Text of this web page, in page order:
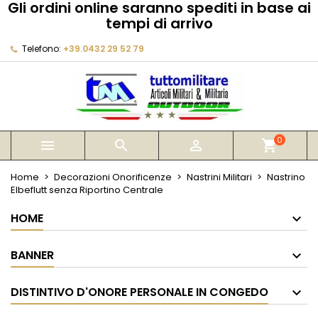
Gli ordini online saranno spediti in base ai
tempi di arrivo
Telefono: +39.0432 29 52 79
   shopping_cart0
Home Decorazioni Onorificenze Nastrini Militari
Nastrino
Elbeflutt senza Riportino Centrale
HOME
BANNER
DISTINTIVO D'ONORE PERSONALE IN CONGEDO
My wishlists
add_circle_outline Create new list
Crea lista dei desideri
Annulla Crea lista dei desideri
Devi avere effettuato l'accesso per salvare dei
prodotti nella tua lista dei desideri.
Annulla